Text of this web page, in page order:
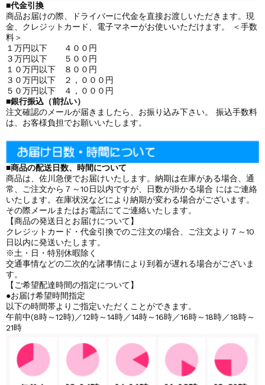
■代金引換
商品お届けの際、ドライバーに代金を直接お渡しいただきます。現
金、クレジットカード、電子マネーがお使いいただけます。 ＜手数
料＞
１万円以下 ４００円
３万円以下 ５００円
１０万円以下 ８００円
３０万円以下 ２，０００円
５０万円以下 ４，０００円
■銀行振込（前払い）
注文確認のメールが届きましたら、お振り込み下さい。 振込手数料
は、お客様負担でお願いいたします。
■商品の配送日数、時間について
商品は、佐川急便でお届けいたします。納期は在庫がある場合、通
常、ご注文から７～10日以内ですが、日数が掛かる場合 にはご連絡
いたします。在庫状況などにより納期が変わる場合がございます。
その際メールまたはお電話にてご連絡いたします。
【商品の発送日とお届けについて】
クレジットカード・代金引換でのご注文の場合、ご注文より７～10
日以内に発送いたします。
※土・日・特別休暇除く
交通事情などの二次的な諸事情により到着が遅れる場合がございま
す。
【ご希望配達時間の指定について】
●お届け希望時間指定
以下の時間帯よりご指定いただくことができます。
午前中(8時～12時)／12時～14時／14時～16時／16時～18時／18時～
21時